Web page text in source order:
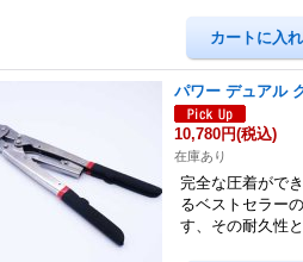
パワー デュアル
10,780円(税込)
在庫あり
完全な圧着がで
るベストセラー
す、その耐久性